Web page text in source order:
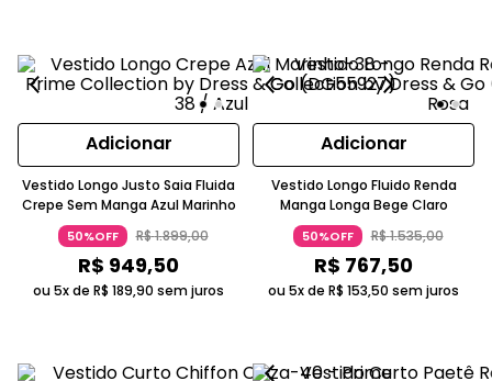
Adicionar
Vestido Longo Justo Saia Fluida
Crepe Sem Manga Azul Marinho
50%OFF R$1.899,00
R$ 949,50
ou 5x de R$ 189,90 sem juros
Adicionar
Vestido Longo Fluido Renda
Manga Longa Bege Claro
50%OFF R$1.535,00
R$ 767,50
ou 5x de R$ 153,50 sem juros